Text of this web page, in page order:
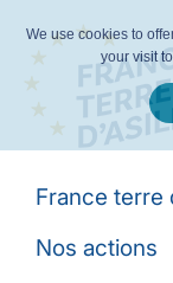
France terre
Nos actions
We use cookies to
your visit